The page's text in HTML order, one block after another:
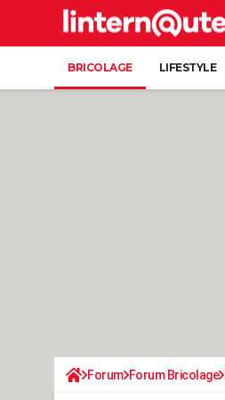
BRICOLAGE LIFESTYLE
Forum Forum Bricolage